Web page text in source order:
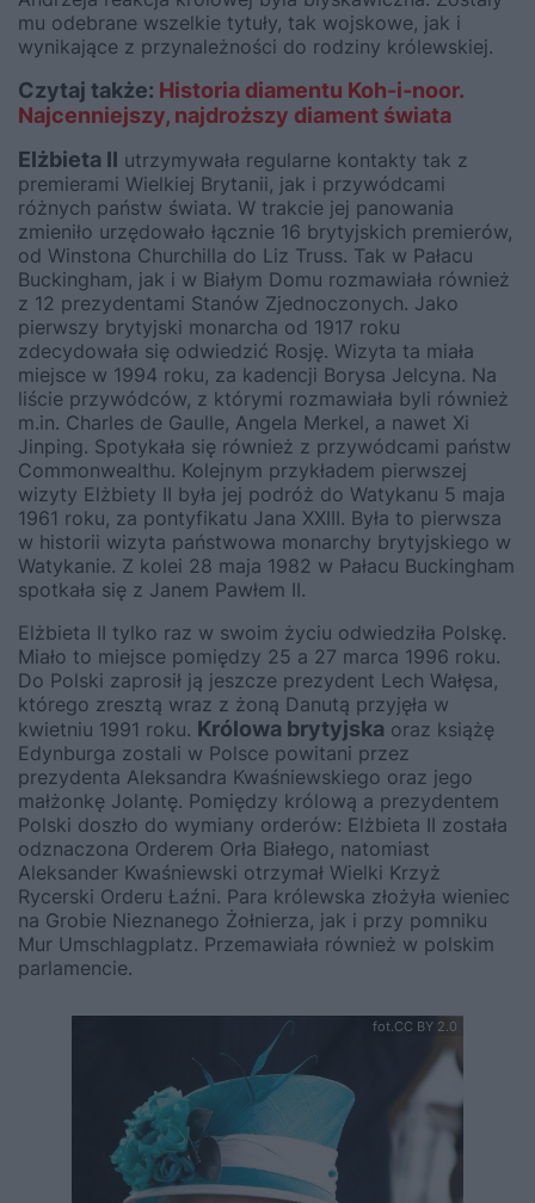
mu odebrane wszelkie tytuły, tak wojskowe, jak i
wynikające z przynależności do rodziny królewskiej.
Czytaj także: Historia diamentu Koh-i-noor.
Najcenniejszy, najdroższy diament świata
Elżbieta II utrzymywała regularne kontakty tak z
premierami Wielkiej Brytanii, jak i przywódcami
różnych państw świata. W trakcie jej panowania
zmieniło urzędowało łącznie 16 brytyjskich premierów,
od Winstona Churchilla do Liz Truss. Tak w Pałacu
Buckingham, jak i w Białym Domu rozmawiała również
z 12 prezydentami Stanów Zjednoczonych. Jako
pierwszy brytyjski monarcha od 1917 roku
zdecydowała się odwiedzić Rosję. Wizyta ta miała
miejsce w 1994 roku, za kadencji Borysa Jelcyna. Na
liście przywódców, z którymi rozmawiała byli również
m.in. Charles de Gaulle, Angela Merkel, a nawet Xi
Jinping. Spotykała się również z przywódcami państw
Commonwealthu. Kolejnym przykładem pierwszej
wizyty Elżbiety II była jej podróż do Watykanu 5 maja
1961 roku, za pontyfikatu Jana XXIII. Była to pierwsza
w historii wizyta państwowa monarchy brytyjskiego w
Watykanie. Z kolei 28 maja 1982 w Pałacu Buckingham
spotkała się z Janem Pawłem II.
Elżbieta II tylko raz w swoim życiu odwiedziła Polskę.
Miało to miejsce pomiędzy 25 a 27 marca 1996 roku.
Do Polski zaprosił ją jeszcze prezydent Lech Wałęsa,
którego zresztą wraz z żoną Danutą przyjęła w
kwietniu 1991 roku. Królowa brytyjska oraz książę
Edynburga zostali w Polsce powitani przez
prezydenta Aleksandra Kwaśniewskiego oraz jego
małżonkę Jolantę. Pomiędzy królową a prezydentem
Polski doszło do wymiany orderów: Elżbieta II została
odznaczona Orderem Orła Białego, natomiast
Aleksander Kwaśniewski otrzymał Wielki Krzyż
Rycerski Orderu Łaźni. Para królewska złożyła wieniec
na Grobie Nieznanego Żołnierza, jak i przy pomniku
Mur Umschlagplatz. Przemawiała również w polskim
parlamencie.
fot.CC BY 2.0